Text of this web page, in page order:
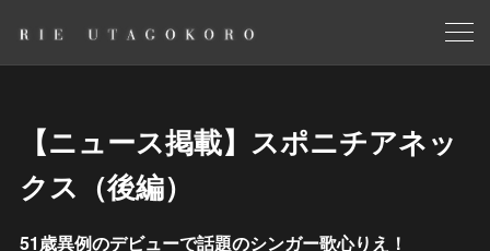
【ニュース掲載】スポニチアネッ
クス（後編）
51歳異例のデビューで話題のシンガー歌心りえ！